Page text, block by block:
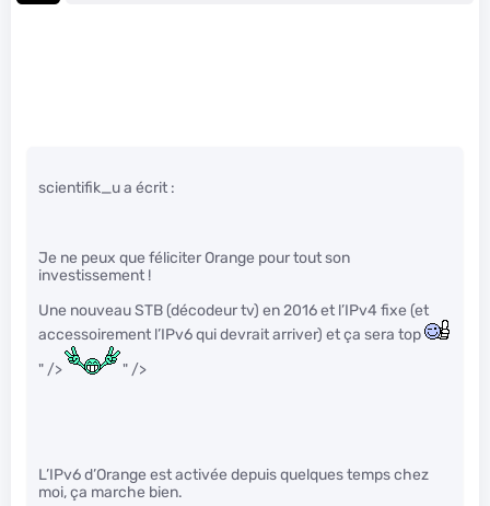
scientifik_u a écrit :
Je ne peux que féliciter Orange pour tout son
investissement !
Une nouveau STB (décodeur tv) en 2016 et l’IPv4 fixe (et
accessoirement l’IPv6 qui devrait arriver) et ça sera top
" />
" />
L’IPv6 d’Orange est activée depuis quelques temps chez
moi, ça marche bien.